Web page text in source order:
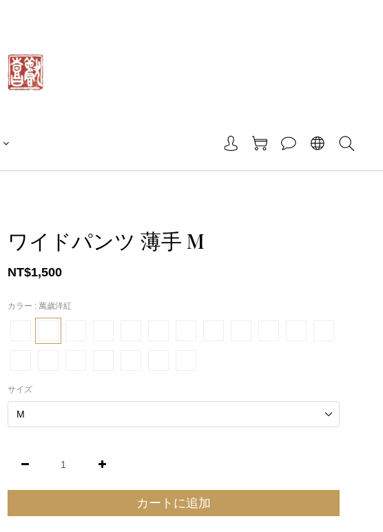
ワイドパンツ 薄手 M
NT$1,500
カラー : 萬歲洋紅
サイズ
カートに追加